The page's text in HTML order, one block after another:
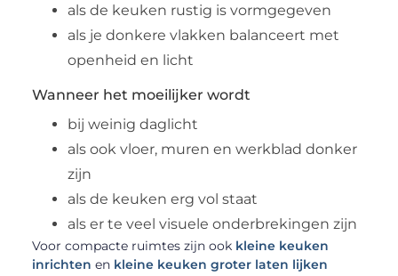
als de keuken rustig is vormgegeven
als je donkere vlakken balanceert met
openheid en licht
Wanneer het moeilijker wordt
bij weinig daglicht
als ook vloer, muren en werkblad donker
zijn
als de keuken erg vol staat
als er te veel visuele onderbrekingen zijn
Voor compacte ruimtes zijn ook kleine keuken
inrichten en kleine keuken groter laten lijken